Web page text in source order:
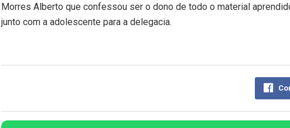
Morres Alberto que confessou ser o dono de todo o material
junto com a adolescente para a delegacia.